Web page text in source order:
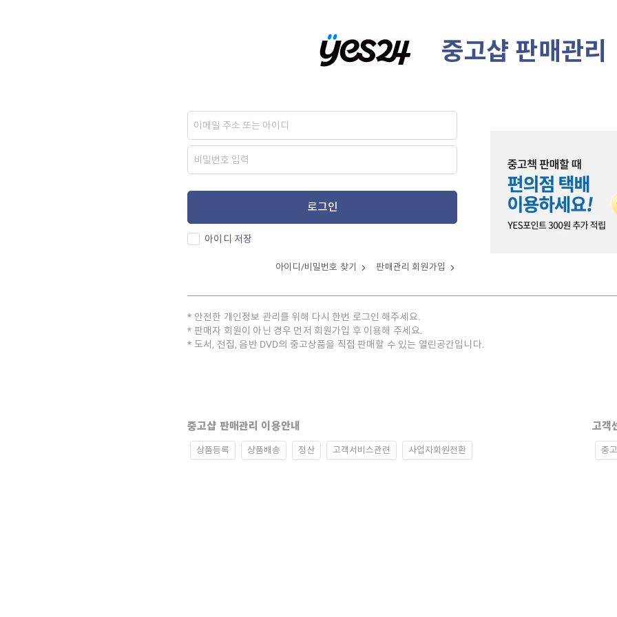
중고샵 판매관리
로그인
아이디 저장
아이디/비밀번호 찾기 판매관리 회원가입
안전한 개인정보 관리를 위해 다시 한번 로그인 해주세요.
판매자 회원이 아닌 경우 먼저 회원가입 후 이용해 주세요.
도서, 전집, 음반 DVD의 중고상품을 직접 판매할 수 있는 열린공간입니다.
중고샵 판매관리 이용안내
상품등록 상품배송 정산 고객서비스관련 사업자회원전환
고객
중